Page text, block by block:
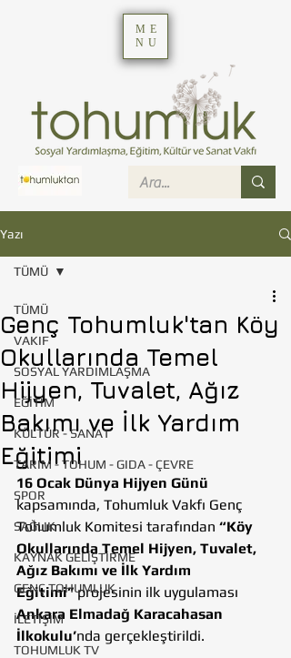
ME
NU
Yazı
TÜMÜ
VAKIF
SOSYAL YARDIMLAŞMA
EĞİTİM
KÜLTÜR - SANAT
TARIM - TOHUM - GIDA - ÇEVRE
SPOR
SAĞLIK
KAYNAK GELİŞTİRME
GENÇ TOHUMLUK
İLETİŞİM
TOHUMLUK TV
TÜMÜ
Genç Tohumluk'tan Köy
Okullarında Temel
Hijyen, Tuvalet, Ağız
Bakımı ve İlk Yardım
Eğitimi
16 Ocak Dünya Hijyen Günü
kapsamında, Tohumluk Vakfı Genç
Tohumluk Komitesi tarafından “Köy
Okullarında Temel Hijyen, Tuvalet,
Ağız Bakımı ve İlk Yardım
Eğitimi” projesinin ilk uygulaması
Ankara Elmadağ Karacahasan
İlkokulu’nda gerçekleştirildi.